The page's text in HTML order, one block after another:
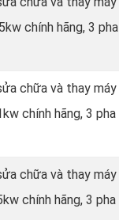
chính hãng, 3 pha
chữa và thay máy
chính hãng, 3 pha
chữa và thay máy
chính hãng, 3 pha